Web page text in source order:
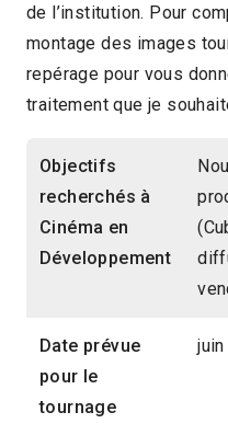
de l’institution. Pour
montage des images
repérage pour vous
traitement que je
Objectifs
recherchés à
Cinéma en
Développement
Date prévue
pour le
tournage